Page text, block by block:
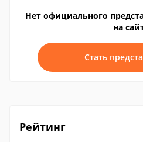
Нет официального
на
Стать
Рейтинг